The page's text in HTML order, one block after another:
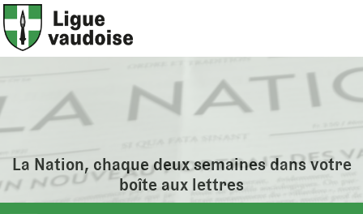
La Nation, chaque deux semaines dans votre
boîte aux lettres